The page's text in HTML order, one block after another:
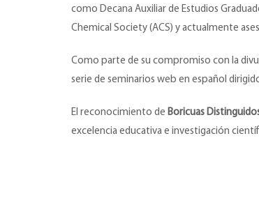
como Decana Auxiliar de Estudios
Chemical Society (ACS) y actualmente
Como parte de su compromiso con la
serie de seminarios web en español
El reconocimiento de Boricuas
excelencia educativa e investigación